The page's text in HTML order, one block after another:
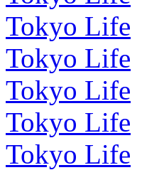
Tokyo Life
Tokyo Life
Tokyo Life
Tokyo Life
Tokyo Life